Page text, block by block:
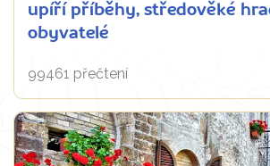
upíří příběhy, středověké
obyvatelé
99461 přečtení